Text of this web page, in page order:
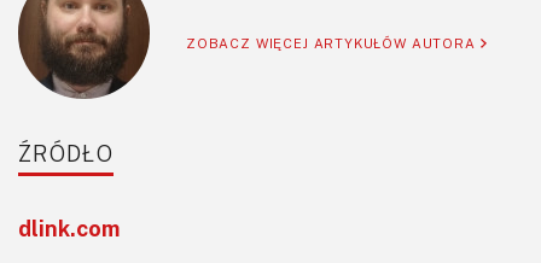
ZOBACZ WIĘCEJ ARTYKUŁÓW AUTORA
ŹRÓDŁO
dlink.com